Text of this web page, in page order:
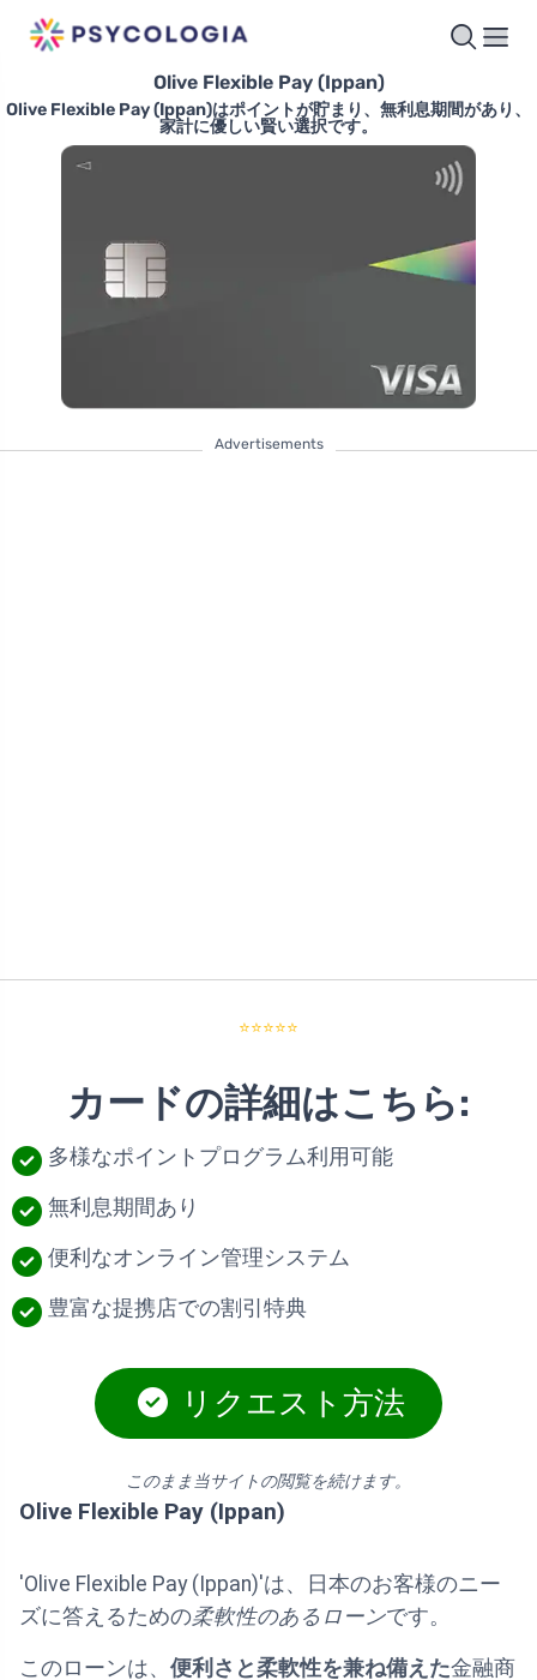
Olive Flexible Pay (Ippan)
Olive Flexible Pay (Ippan)はポイントが貯まり、無利息期間があり、
家計に優しい賢い選択です。
Advertisements
⭐⭐⭐⭐⭐
カードの詳細はこちら:
多様なポイントプログラム利用可能
無利息期間あり
便利なオンライン管理システム
豊富な提携店での割引特典
リクエスト方法
このまま当サイトの閲覧を続けます。
Olive Flexible Pay (Ippan)
'Olive Flexible Pay (Ippan)'は、日本のお客様のニー
ズに答えるための柔軟性のあるローンです。
このローンは、 便利さと柔軟性を兼ね備えた金融商